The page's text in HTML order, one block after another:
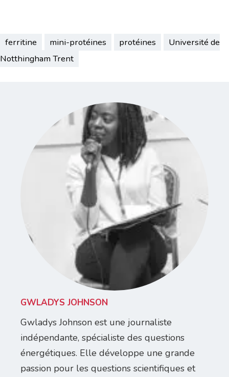
ferritine mini-protéines protéines
Université de
Notthingham Trent
GWLADYS JOHNSON
Gwladys Johnson est une journaliste
indépendante, spécialiste des questions
énergétiques. Elle développe une grande
passion pour les questions scientifiques et